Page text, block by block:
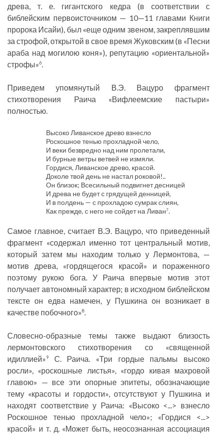
древа, т. е. гигантского кедра (в соответствии с
библейским первоисточником — 10—11 главами Книги
пророка Исайи), был «еще одним звеном, закреплявшим
за строфой, открытой в свое время Жуковским (в «Песни
араба над могилою коня»), репутацию «ориентальной»
строфы»6.
Приведем упомянутый В.Э. Вацуро фрагмент
стихотворения Раича «Вифлеемские пастыри»
полностью.
Высоко Ливанское древо взнесло
Роскошное тенью прохладной чело,
И веки безвредно над ним пролетали,
И бурные ветры ветвей не измяли.
Гордися, Ливанское древо, красой.
Доколе твой день не настал роковой!..
Он близок; Всесильный подвигнет десницей
И древа не будет с грядущей денницей,
И в полдень — с прохладою сумрак слиян,
Как прежде, с него не сойдет на Ливан7.
Самое главное, считает В.Э. Вацуро, что приведенный
фрагмент «содержал именно тот центральный мотив,
который затем мы находим только у Лермонтова, —
мотив древа, «гордящегося красой» и пораженного
поэтому рукою бога. У Раича впервые мотив этот
получает автономный характер; в исходном библейском
тексте он едва намечен, у Пушкина он возникает в
качестве побочного»8.
Словесно-образные темы также выдают близость
лермонтовского стихотворения со «священной
идиллией»9
С. Раича. «Три гордые пальмы высоко
росли», «роскошные листья», «гордо кивая махровой
главою» — все эти опорные эпитеты, обозначающие
тему «красоты и гордости», отсутствуют у Пушкина и
находят соответствие у Раича: «Высоко <...> взнесло
Роскошное тенью прохладной чело»; «Гордися <...>
красой» и т. д. «Может быть, неосознанная ассоциация